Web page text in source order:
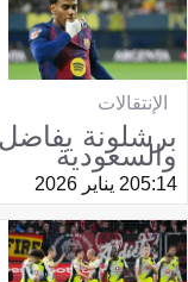
الإنتقالات
برشلونة
والسعودية
05:142 يناير 2026